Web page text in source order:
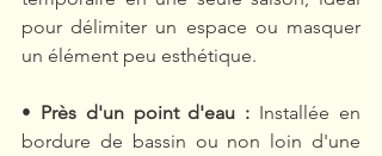
pour délimiter un espace ou masquer
un élément peu esthétique.
• Près d'un point d'eau : Installée en
bordure de bassin ou non loin d'une